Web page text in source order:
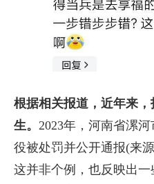
根据相关报道，近年来
生。 2023年，河南省漯
役被处罚并公开通报(来
这并非个例，也反映出